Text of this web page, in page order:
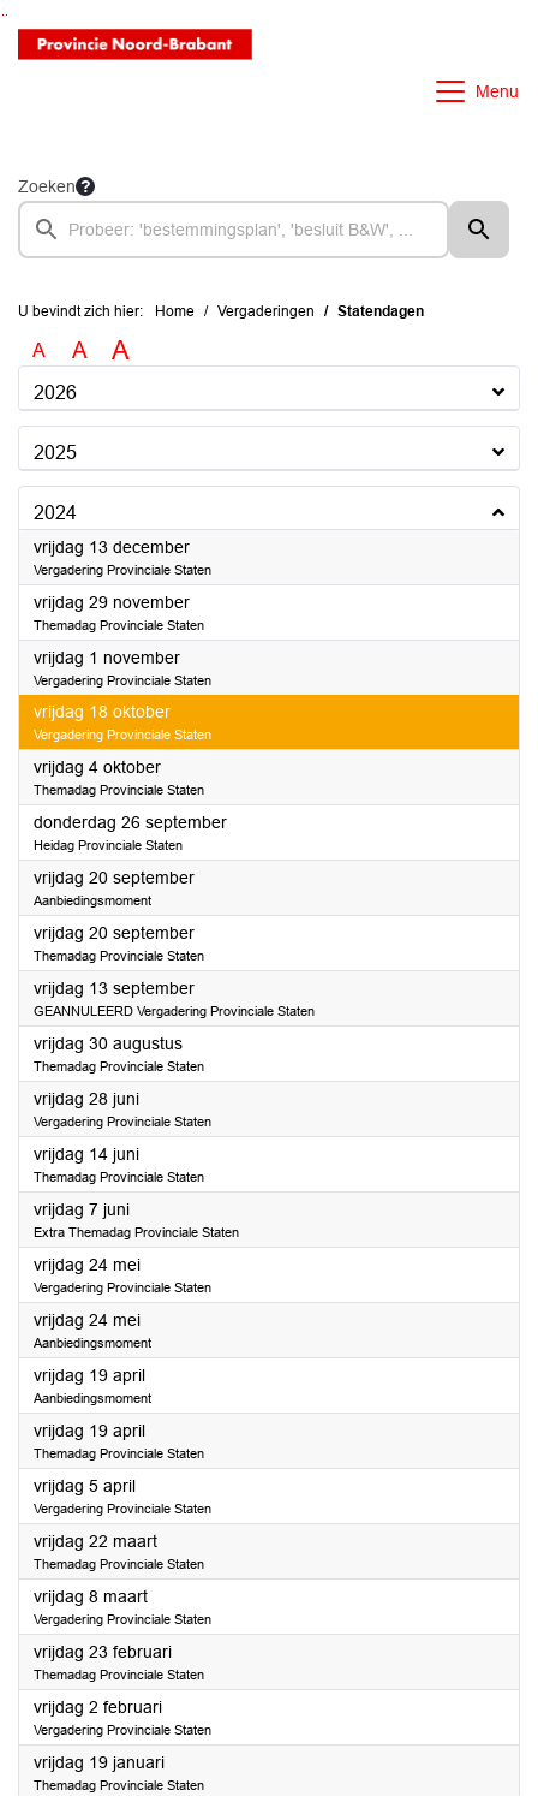
Ga naar de inhoud van deze pagina
Ga naar het zoeken
Ga naar het menu
Menu
Zoeken
U bevindt zich hier: Home Vergaderingen Statendagen
A A A
2026
2025
2024
vrijdag 13 december2024
Vergadering Provinciale Staten
vrijdag 29 november2024
Themadag Provinciale Staten
vrijdag 1 november2024
Vergadering Provinciale Staten
vrijdag 18 oktober2024
Vergadering Provinciale Staten
vrijdag 4 oktober2024
Themadag Provinciale Staten
donderdag 26 september2024
Heidag Provinciale Staten
vrijdag 20 september2024
Aanbiedingsmoment
vrijdag 20 september2024
Themadag Provinciale Staten
vrijdag 13 september2024
GEANNULEERD Vergadering Provinciale Staten
vrijdag 30 augustus2024
Themadag Provinciale Staten
vrijdag 28 juni2024
Vergadering Provinciale Staten
vrijdag 14 juni2024
Themadag Provinciale Staten
vrijdag 7 juni2024
Extra Themadag Provinciale Staten
vrijdag 24 mei2024
Vergadering Provinciale Staten
vrijdag 24 mei2024
Aanbiedingsmoment
vrijdag 19 april2024
Aanbiedingsmoment
vrijdag 19 april2024
Themadag Provinciale Staten
vrijdag 5 april2024
Vergadering Provinciale Staten
vrijdag 22 maart2024
Themadag Provinciale Staten
vrijdag 8 maart2024
Vergadering Provinciale Staten
vrijdag 23 februari2024
Themadag Provinciale Staten
vrijdag 2 februari2024
Vergadering Provinciale Staten
vrijdag 19 januari2024
Themadag Provinciale Staten